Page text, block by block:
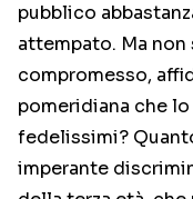
pubblico
attempato. Ma
compromesso,
pomeridiana che
fedelissimi?
imperante